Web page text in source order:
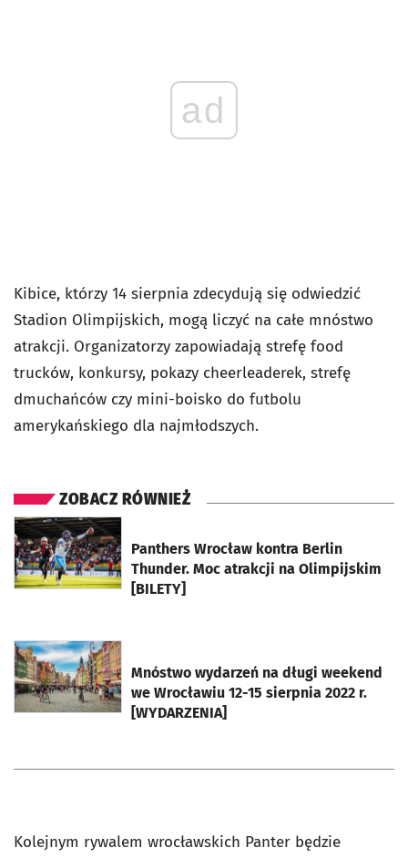
ad
Kibice, którzy 14 sierpnia zdecydują się odwiedzić
Stadion Olimpijskich, mogą liczyć na całe mnóstwo
atrakcji. Organizatorzy zapowiadają strefę food
trucków, konkursy, pokazy cheerleaderek, strefę
dmuchańców czy mini-boisko do futbolu
amerykańskiego dla najmłodszych.
ZOBACZ RÓWNIEŻ
Panthers Wrocław kontra Berlin
Thunder. Moc atrakcji na Olimpijskim
[BILETY]
otworzy się w nowej karcie
Mnóstwo wydarzeń na długi weekend
we Wrocławiu 12-15 sierpnia 2022 r.
[WYDARZENIA]
otworzy się w nowej karcie
Kolejnym rywalem wrocławskich Panter będzie